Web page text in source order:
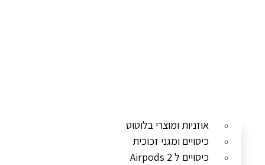
אוזניות ומוצרי בלוטוט
כיסויים ומגני זכוכית
כיסויים ל Airpods 2